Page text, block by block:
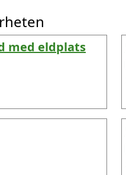
med eldplats